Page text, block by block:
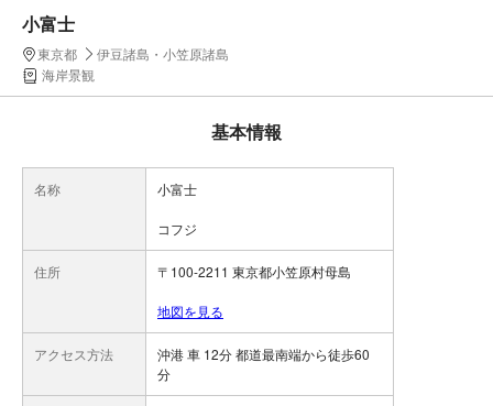
小富士
東京都
伊豆諸島・小笠原諸島
海岸景観
基本情報
名称 小富士
コフジ
住所 〒100-2211 東京都小笠原村母島
地図を見る
アクセス方法
沖港 車 12分 都道最南端から徒歩60
分